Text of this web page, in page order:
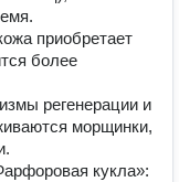
приобретает
более
регенерации и
морщинки,
кукла»: